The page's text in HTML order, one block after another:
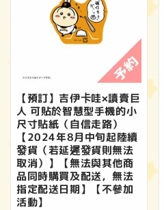
【預訂】吉伊卡哇×讀賣巨
人 可貼於智慧型手機的小
尺寸貼紙（自信走路）
【2024年8月中旬起陸續
發貨（若延遲發貨則無法
取消）】【無法與其他商
品同時購買及配送，無法
指定配送日期】【不參加
活動】